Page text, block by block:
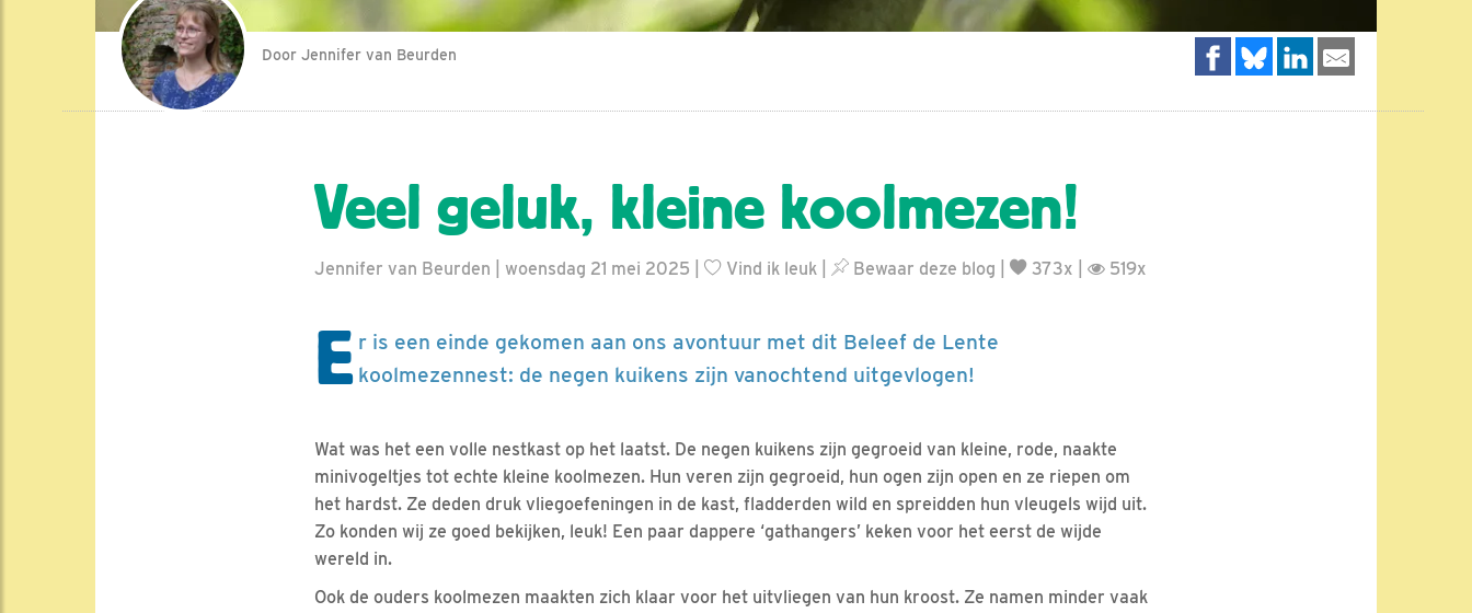
Door Jennifer van Beurden
Veel geluk, kleine koolmezen!
Jennifer van Beurden | woensdag 21 mei 2025 | Vind ik leuk Bewaar deze blog 373x | 519x
E r is een einde gekomen aan ons avontuur met dit Beleef de Lente
koolmezennest: de negen kuikens zijn vanochtend uitgevlogen!
Wat was het een volle nestkast op het laatst. De negen kuikens zijn gegroeid van kleine, rode, naakte
minivogeltjes tot echte kleine koolmezen. Hun veren zijn gegroeid, hun ogen zijn open en ze riepen om
het hardst. Ze deden druk vliegoefeningen in de kast, fladderden wild en spreidden hun vleugels wijd uit.
Zo konden wij ze goed bekijken, leuk! Een paar dappere ‘gathangers’ keken voor het eerst de wijde
wereld in.
Ook de ouders koolmezen maakten zich klaar voor het uitvliegen van hun kroost. Ze namen minder vaak